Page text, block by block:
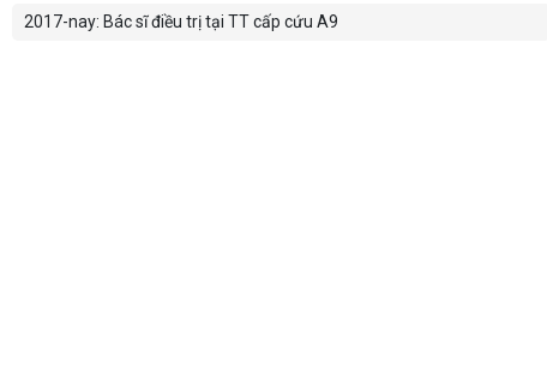
2017-nay: Bác sĩ điều trị tại TT cấp cứu A9